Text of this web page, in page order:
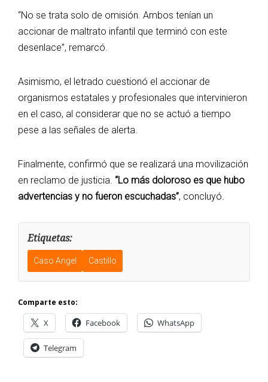
“No se trata solo de omisión. Ambos tenían un
accionar de maltrato infantil que terminó con este
desenlace”, remarcó.
Asimismo, el letrado cuestionó el accionar de
organismos estatales y profesionales que intervinieron
en el caso, al considerar que no se actuó a tiempo
pese a las señales de alerta.
Finalmente, confirmó que se realizará una movilización
en reclamo de justicia. “Lo más doloroso es que hubo
advertencias y no fueron escuchadas”, concluyó.
Etiquetas:
Caso Angel Castillo
Comparte esto:
X Facebook WhatsApp
Telegram